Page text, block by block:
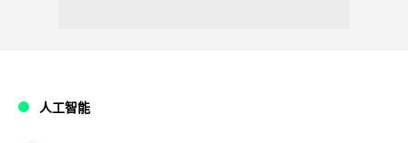
人工智能